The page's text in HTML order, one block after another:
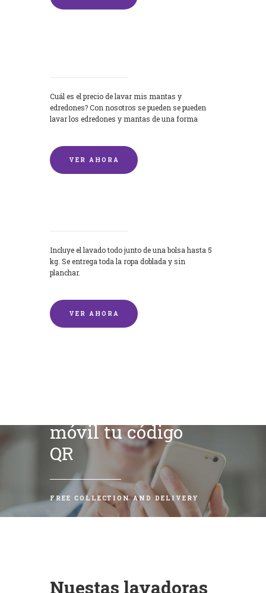
Cuál es el precio de lavar mis mantas y
edredones? Con nosotros se pueden se pueden
lavar los edredones y mantas de una forma
VER AHORA
Incluye el lavado todo junto de una bolsa hasta 5
kg. Se entrega toda la ropa doblada y sin
planchar.
VER AHORA
móvil tu código
QR
FREE COLLECTION AND DELIVERY
Nuestas lavadoras